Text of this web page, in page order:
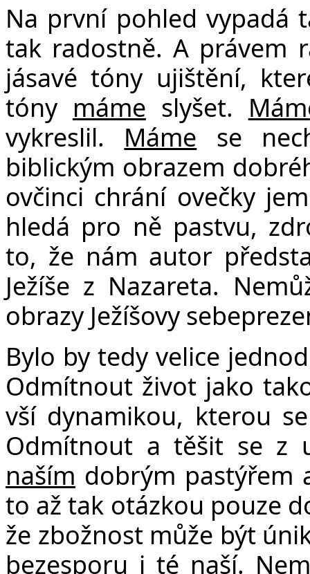
Na první pohled vypadá
tak radostně. A právem
jásavé tóny ujištění,
tóny máme slyšet.
vykreslil. Máme se
biblickým obrazem
ovčinci chrání ovečky
hledá pro ně pastvu,
to, že nám autor
Ježíše z Nazareta.
obrazy Ježíšovy
Bylo by tedy velice
Odmítnout život jako
vší dynamikou, kterou
Odmítnout a těšit se z
naším dobrým pastýřem
to až tak otázkou pouze
že zbožnost může být
bezesporu i té naší.